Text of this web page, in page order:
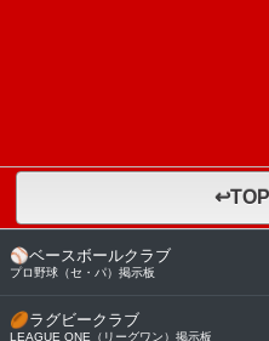
⚾ベースボールクラブ
プロ野球（セ・パ）掲示板
🏉ラグビークラブ
LEAGUE ONE（リーグワン）掲示板